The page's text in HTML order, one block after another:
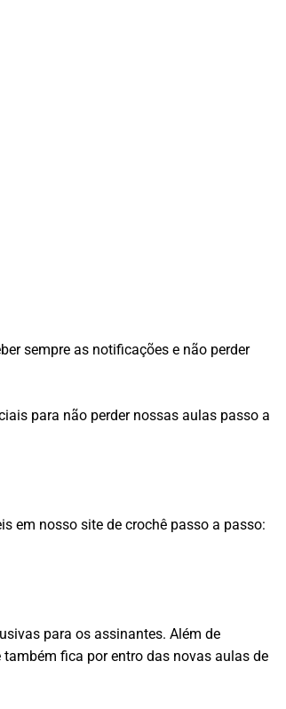
sempre as notificações e não perder
para não perder nossas aulas passo a
em nosso site de crochê passo a passo:
para os assinantes. Além de
fica por entro das novas aulas de